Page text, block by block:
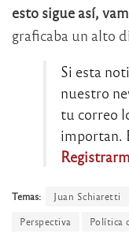
esto sigue así,
graficaba un alto
Si esta
nuestro
tu correo
importan.
Temas: Juan Schiaretti
Perspectiva
Política